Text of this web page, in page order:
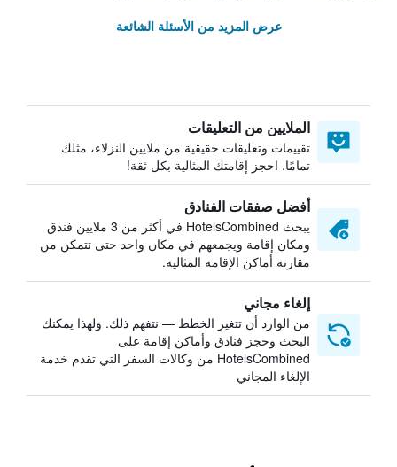
عرض المزيد من الأسئلة الشائعة
الملايين من التعليقات
تقييمات وتعليقات حقيقية من ملايين النزلاء، مثلك
تمامًا. احجز إقامتك المثالية بكل ثقة!
أفضل صفقات الفنادق
يبحث HotelsCombined في أكثر من 3 ملايين فندق
ومكان إقامة ويجمعهم في مكان واحد حتى تتمكن من
مقارنة أماكن الإقامة المثالية.
إلغاء مجاني
من الوارد أن تتغير الخطط — نتفهم ذلك. ولهذا يمكنك
البحث وحجز فنادق وأماكن إقامة على
HotelsCombined من وكالات السفر التي تقدم خدمة
الإلغاء المجاني